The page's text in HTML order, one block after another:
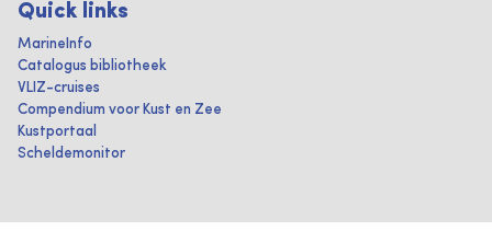
Quick links
MarineInfo
Catalogus bibliotheek
VLIZ-cruises
Compendium voor Kust en Zee
Kustportaal
Scheldemonitor